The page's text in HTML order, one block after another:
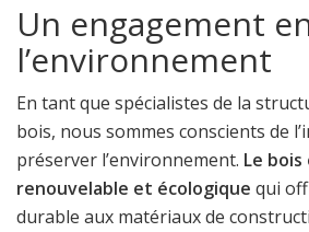
Un engagement
l’environnement
En tant que spécialistes de la
bois, nous sommes conscients de
préserver l’environnement. Le
renouvelable et écologique qui
durable aux matériaux de